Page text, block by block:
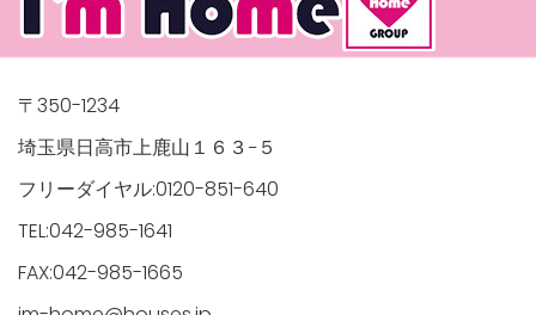
manager/wp-
top-
〒350-1234
埼玉県日高市上鹿山１６３−５
フリーダイヤル:0120-851-640
TEL:042-985-1641
FAX:042-985-1665